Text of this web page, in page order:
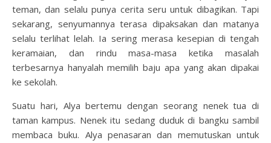
teman, dan selalu punya cerita seru untuk dibagikan. Tapi
sekarang, senyumannya terasa dipaksakan dan matanya
selalu terlihat lelah. Ia sering merasa kesepian di tengah
keramaian, dan rindu masa-masa ketika masalah
terbesarnya hanyalah memilih baju apa yang akan dipakai
ke sekolah.
Suatu hari, Alya bertemu dengan seorang nenek tua di
taman kampus. Nenek itu sedang duduk di bangku sambil
membaca buku. Alya penasaran dan memutuskan untuk